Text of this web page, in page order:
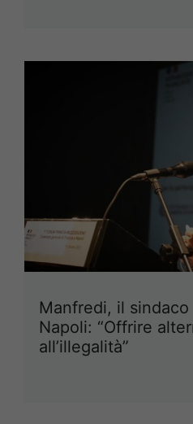
Manfredi, il
Napoli: “Offrire
all’illegalità”